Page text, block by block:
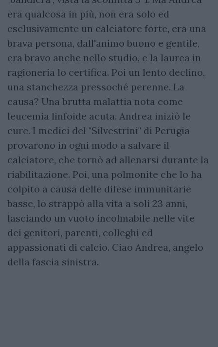
era qualcosa in più, non era solo ed
esclusivamente un calciatore forte, era una
brava persona, dall'animo buono e gentile,
era bravo anche nello studio, e la laurea in
ragioneria lo certifica. Poi un lento declino,
una stanchezza pressoché perenne. La
causa? Una brutta malattia nota come
leucemia linfoide acuta. Andrea iniziò le
cure. I medici del "Silvestrini" di Perugia
provarono in ogni modo a salvare il
calciatore, che tornò ad allenarsi durante la
riabilitazione. Poi, una polmonite che lo ha
colpito a causa delle difese immunitarie
basse, lo strappò alla vita a soli 23 anni,
lasciando un vuoto incolmabile nelle vite
dei genitori, parenti, colleghi ed
appassionati di calcio. Ciao Andrea, angelo
della fascia sinistra.